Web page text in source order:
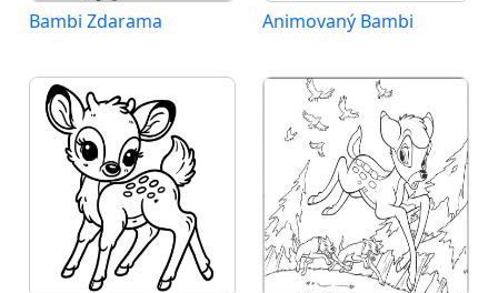
Bambi Zdarama Animovaný Bambi